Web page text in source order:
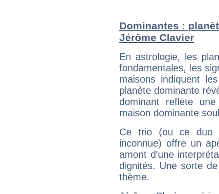
Dominantes :
Jérôme Clavier
En astrologie, les
fondamentales, les
maisons indiquent
planète dominante
dominant reflète
maison dominante
Ce trio (ou ce duo
inconnue) offre un
amont d'une
dignités. Une sorte
thème.